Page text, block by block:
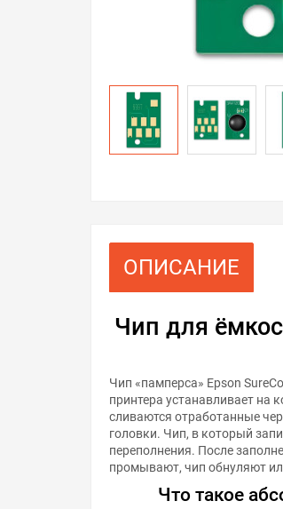
ОПИСАНИЕ
Чип для
Чип «памперса» Epson
принтера устанавливает на
сливаются отработанные
головки. Чип, в который
переполнения. После
промывают, чип обнуляют
Что такое